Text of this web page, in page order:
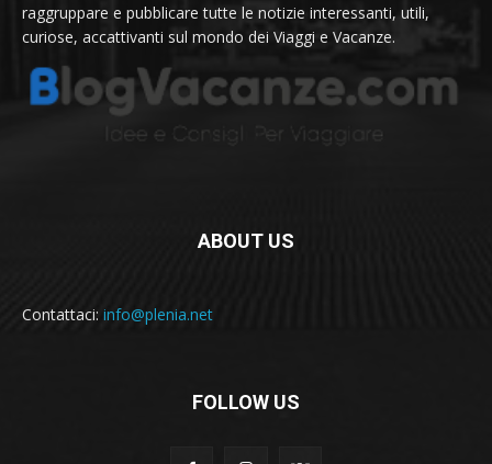
raggruppare e pubblicare tutte le notizie interessanti, utili,
curiose, accattivanti sul mondo dei Viaggi e Vacanze.
ABOUT US
Contattaci: info@plenia.net
FOLLOW US